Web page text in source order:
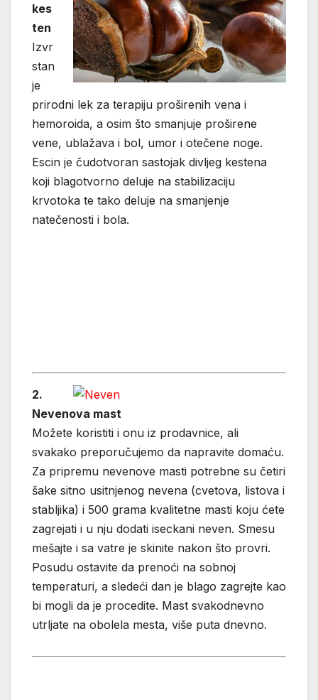
kes
ten
Izvr
stan
je
prirodni lek za terapiju proširenih vena i
hemoroida, a osim što smanjuje proširene
vene, ublažava i bol, umor i otečene noge.
Escin je čudotvoran sastojak divljeg kestena
koji blagotvorno deluje na stabilizaciju
krvotoka te tako deluje na smanjenje
natečenosti i bola.
2.
Nevenova mast
Možete koristiti i onu iz prodavnice, ali
svakako preporučujemo da napravite domaću.
Za pripremu nevenove masti potrebne su četiri
šake sitno usitnjenog nevena (cvetova, listova i
stabljika) i 500 grama kvalitetne masti koju ćete
zagrejati i u nju dodati iseckani neven. Smesu
mešajte i sa vatre je skinite nakon što provri.
Posudu ostavite da prenoći na sobnoj
temperaturi, a sledeći dan je blago zagrejte kao
bi mogli da je procedite. Mast svakodnevno
utrljate na obolela mesta, više puta dnevno.